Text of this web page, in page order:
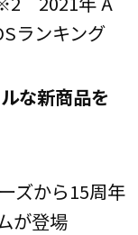
ランキング
な新商品を
ズから15周年
が登場